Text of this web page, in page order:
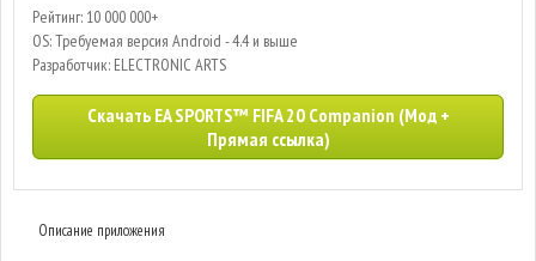
Рейтинг: 10 000 000+
OS: Требуемая версия Android - 4.4 и выше
Разработчик: ELECTRONIC ARTS
Скачать EA SPORTS™ FIFA 20 Companion (Мод +
Прямая ссылка)
Описание приложения